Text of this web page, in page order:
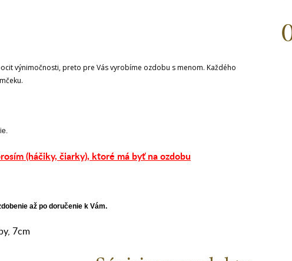
výnimočnosti, preto pre Vás vyrobíme ozdobu s menom. Každého
(háčiky, čiarky), ktoré má byť na ozdobu
až po doručenie k Vám.
, 7cm